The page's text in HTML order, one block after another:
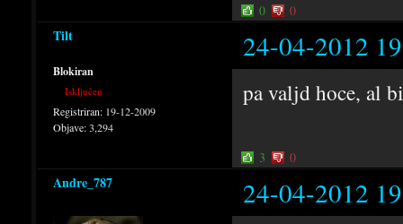
0 0
Tilt 24-04-2012
Blokiran
Isključen
Registriran: 19-12-2009
Objave:3,294
pa valjd hoce, al
3 0
Andre_787 24-04-2012